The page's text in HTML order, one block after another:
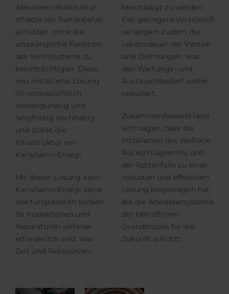
Abwasserinfrastruktur
effektiv vor Rattenbefall
schützen, ohne die
ursprüngliche Funktion
des Ventilsystems zu
beeinträchtigen. Diese
neu installierte Lösung
ist voraussichtlich
kostengünstig und
langfristig nachhaltig
und stärkt die
Infrastruktur von
Karlshamn Energi.
Mit dieser Lösung kann
Karlshamn Energi seine
Wartungskosten senken,
da Inspektionen und
Reparaturen seltener
erforderlich sind, was
Zeit und Ressourcen
beschädigt zu werden.
Der geringere Verschleiß
verlängert zudem die
Lebensdauer der Ventile
und Dichtungen, was
den Wartungs- und
Austauschbedarf weiter
reduziert.
Zusammenfassend lässt
sich sagen, dass die
Installation des WaBack-
Rückschlagventils und
der Rattenfalle zu einer
robusten und effektiven
Lösung beigetragen hat,
die die Abwassersysteme
der betroffenen
Grundstücke für die
Zukunft schützt.